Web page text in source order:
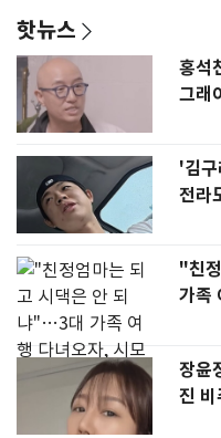
핫뉴스
홍석
그래
'김
전라
"친
가족
장윤
진 비